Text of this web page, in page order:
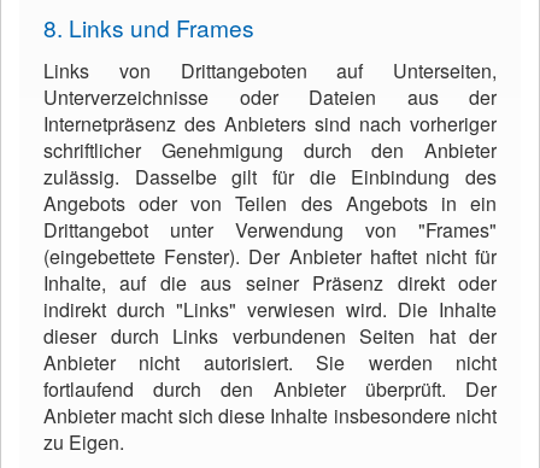
8. Links und Frames
Links von Drittangeboten auf Unterseiten,
Unterverzeichnisse oder Dateien aus der
Internetpräsenz des Anbieters sind nach vorheriger
schriftlicher Genehmigung durch den Anbieter
zulässig. Dasselbe gilt für die Einbindung des
Angebots oder von Teilen des Angebots in ein
Drittangebot unter Verwendung von "Frames"
(eingebettete Fenster). Der Anbieter haftet nicht für
Inhalte, auf die aus seiner Präsenz direkt oder
indirekt durch "Links" verwiesen wird. Die Inhalte
dieser durch Links verbundenen Seiten hat der
Anbieter nicht autorisiert. Sie werden nicht
fortlaufend durch den Anbieter überprüft. Der
Anbieter macht sich diese Inhalte insbesondere nicht
zu Eigen.